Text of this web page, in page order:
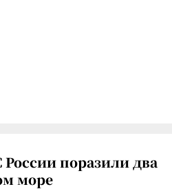
поразили два
море